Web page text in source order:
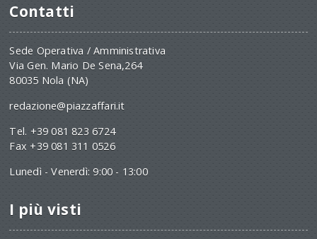
Contatti
Sede Operativa / Amministrativa
Via Gen. Mario De Sena,264
80035 Nola (NA)
redazione@piazzaffari.it
Tel. +39 081 823 6724
Fax +39 081 311 0526
Lunedì - Venerdì: 9:00 - 13:00
I più visti